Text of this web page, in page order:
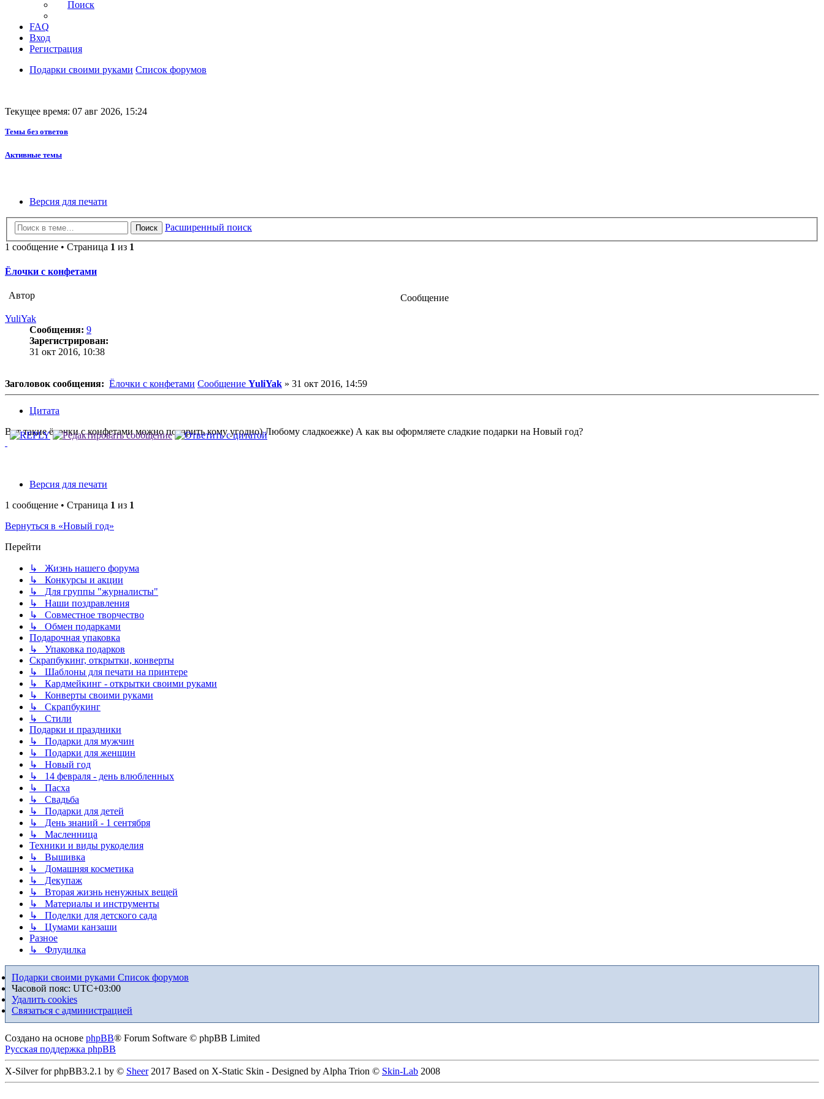
Поиск
FAQ
Вход
Регистрация
Подарки своими руками Список форумов
Текущее время: 07 авг 2026, 15:24
Темы без ответов
Активные темы
Версия для печати
Поиск
Расширенный поиск
1 сообщение • Страница 1 из 1
Ёлочки с конфетами
Автор
Сообщение
YuliYak
Сообщения: 9
Зарегистрирован:
31 окт 2016, 10:38
Заголовок сообщения: Ёлочки с конфетами Сообщение YuliYak » 31 окт 2016, 14:59
Цитата
Вот такие ёлочки с конфетами можно подарить кому угодно) Любому сладкоежке) А как вы оформляете сладкие подарки на Новый год?
Версия для печати
1 сообщение • Страница 1 из 1
Вернуться в «Новый год»
Перейти
↳ Жизнь нашего форума
↳ Конкурсы и акции
↳ Для группы "журналисты"
↳ Наши поздравления
↳ Совместное творчество
↳ Обмен подарками
Подарочная упаковка
↳ Упаковка подарков
Скрапбукинг, открытки, конверты
↳ Шаблоны для печати на принтере
↳ Кардмейкинг - открытки своими руками
↳ Конверты своими руками
↳ Скрапбукинг
↳ Стили
Подарки и праздники
↳ Подарки для мужчин
↳ Подарки для женщин
↳ Новый год
↳ 14 февраля - день влюбленных
↳ Пасха
↳ Свадьба
↳ Подарки для детей
↳ День знаний - 1 сентября
↳ Масленница
Техники и виды рукоделия
↳ Вышивка
↳ Домашняя косметика
↳ Декупаж
↳ Вторая жизнь ненужных вещей
↳ Материалы и инструменты
↳ Поделки для детского сада
↳ Цумами канзаши
Разное
↳ Флудилка
Подарки своими руками Список форумов
Часовой пояс: UTC+03:00
Удалить cookies
Связаться с администрацией
Создано на основе phpBB® Forum Software © phpBB Limited
Русская поддержка phpBB
X-Silver for phpBB3.2.1 by © Sheer2017 Based on X-Static Skin - Designed by Alpha Trion © Skin-Lab 2008